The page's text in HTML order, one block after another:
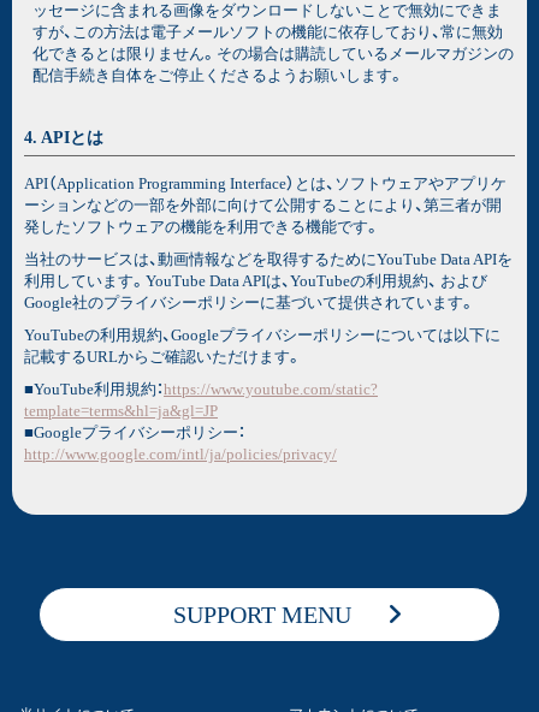
ッセージに含まれる画像をダウンロードしないことで無効にできま
すが、この方法は電子メールソフトの機能に依存しており、常に無効
化できるとは限りません。その場合は購読しているメールマガジンの
配信手続き自体をご停止くださるようお願いします。
4. APIとは
API（Application Programming Interface）とは、ソフトウェアやアプリケ
ーションなどの一部を外部に向けて公開することにより、第三者が開
発したソフトウェアの機能を利用できる機能です。
当社のサービスは、動画情報などを取得するためにYouTube Data APIを
利用しています。YouTube Data APIは、YouTubeの利用規約、 および
Google社のプライバシーポリシーに基づいて提供されています。
YouTubeの利用規約、Googleプライバシーポリシーについては以下に
記載するURLからご確認いただけます。
■YouTube利用規約：https://www.youtube.com/static?
template=terms&hl=ja&gl=JP
■Googleプライバシーポリシー：
http://www.google.com/intl/ja/policies/privacy/
SUPPORT MENU